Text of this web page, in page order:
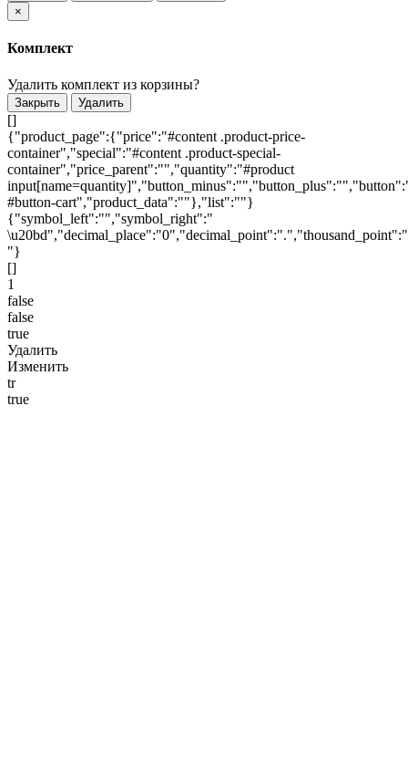
×
Комплект
Удалить комплект из корзины?
Закрыть Удалить
[]
{"product_page":{"price":"#content .product-price-
container","special":"#content .product-special-
container","price_parent":"","quantity":"#product
#button-cart","product_data":""},"list":""}
{"symbol_left":"","symbol_right":"
\u20bd","decimal_place":"0","decimal_point":".","thousand_point":"
"}
[]
1
false
false
true
Удалить
Изменить
tr
true